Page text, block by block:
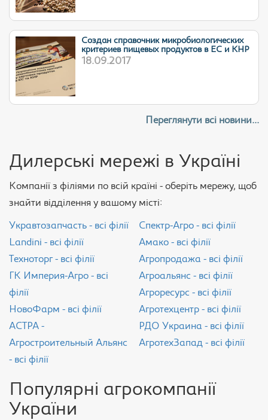
Cоздан справочник микробиологических
критериев пищевых продуктов в ЕС и КНР
18.09.2017
Переглянути всі новини...
Дилерські мережі в Україні
Компанії з філіями по всій країні - оберіть мережу, щоб
знайти відділення у вашому місті:
Укравтозапчасть - всі філії
Landini - всі філії
Техноторг - всі філії
ГК Империя-Агро - всі
філії
НовоФарм - всі філії
АСТРА -
Агростроительный Альянс
- всі філії
Спектр-Агро - всі філії
Амако - всі філії
Агропродажа - всі філії
Агроальянс - всі філії
Агроресурс - всі філії
Агротехцентр - всі філії
РДО Украина - всі філії
АгротехЗапад - всі філії
Популярні агрокомпанії
України